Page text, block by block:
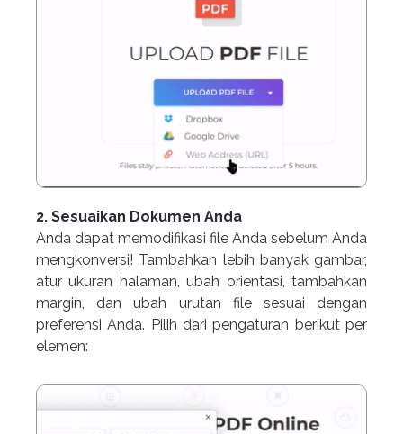
2. Sesuaikan Dokumen Anda
Anda dapat memodifikasi file Anda sebelum Anda
mengkonversi! Tambahkan lebih banyak gambar,
atur ukuran halaman, ubah orientasi, tambahkan
margin, dan ubah urutan file sesuai dengan
preferensi Anda. Pilih dari pengaturan berikut per
elemen: